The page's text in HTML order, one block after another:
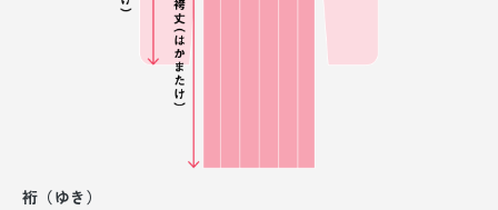
裄（ゆき）